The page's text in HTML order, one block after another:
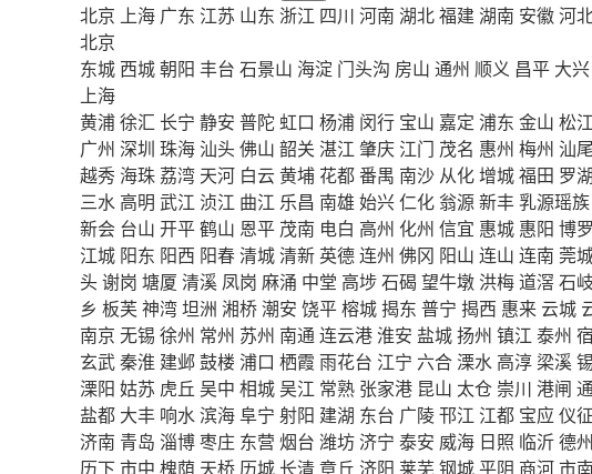
北京 上海 广东 江苏 山东 浙江 四川 河南 湖北福建湖南 安徽河
北京
东城 西城朝阳 丰台 石景山 海淀 门头沟 房山 通州 顺义 昌平 大兴
上海
黄浦徐汇 长宁 静安 普陀 虹口 杨浦 闵行 宝山 嘉定 浦东 金山 松江
广州 深圳 珠海 汕头佛山 韶关 湛江 肇庆 江门 茂名 惠州 梅州 汕尾
越秀 海珠 荔湾 天河 白云黄埔 花都番禺 南沙 从化增城福田 罗湖
三水 高明 武江 浈江 曲江 乐昌 南雄 始兴仁化 翁源新丰乳源瑶
新会 台山 开平鹤山 恩平 茂南 电白 高州 化州 信宜 惠城 惠阳 博罗
江城 阳东 阳西 阳春清城清新 英德连州 佛冈 阳山 连山 连南 莞
头谢岗 塘厦 清溪 凤岗 麻涌 中堂 高埗石碣 望牛墩 洪梅道滘 石
乡 板芙 神湾坦洲 湘桥潮安 饶平榕城揭东 普宁 揭西 惠来 云城
南京 无锡 徐州 常州 苏州 南通连云港淮安 盐城扬州 镇江 泰州
玄武秦淮 建邺鼓楼 浦口 栖霞 雨花台 江宁 六合 溧水 高淳 梁溪
溧阳 姑苏 虎丘 吴中 相城吴江 常熟 张家港 昆山 太仓 崇川 港闸
盐都 大丰 响水滨海阜宁 射阳 建湖 东台 广陵邗江 江都 宝应 仪征
济南 青岛 淄博枣庄 东营 烟台 潍坊济宁 泰安 威海 日照 临沂德州
历下市中 槐荫 天桥 历城 长清章丘 济阳 莱芜钢城平阴 商河市南